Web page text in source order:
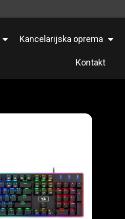
Kancelarijska oprema
Kontakt